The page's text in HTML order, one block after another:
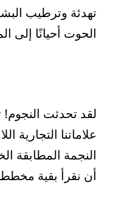
تهدئة وترطيب
الحوت أحيانًا إلى
لقد تحدثت
علاماتنا التجارية
النجمة المطابقة
أن نقرأ بقية